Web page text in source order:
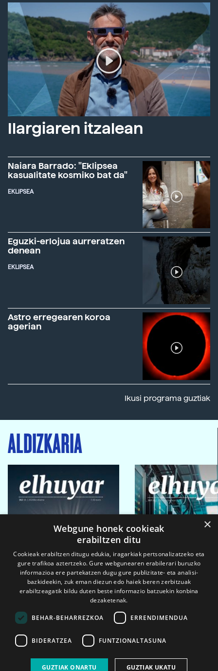
Ilargiaren itzalean
Naiara Barrado: "Eklipsea
kasualitate kosmiko bat da"
EKLIPSEA
Eguzki-erlojua aurreratzen
denean
EKLIPSEA
Astro erregearen koroa
agerian
Ikusi programa guztiak
ALDIZKARIA
2026ko eka. 1a 2026ko mar. 1a
×
Webgune honek cookieak
erabiltzen ditu
Cookieak erabiltzen ditugu edukia, iragarkiak pertsonalizatzeko eta
gure trafikoa aztertzeko. Gure webgunearen erabilerari buruzko
informazioa ere partekatzen dugu gure publizitate- eta analisi-
bazkideekin, zuk eman diezun edo haiek beren zerbitzuak
erabiltzeagatik bildu duten beste informazio batzuekin konbina
dezaketenak.
BEHAR-BEHARREZKOA ERRENDIMENDUA
BIDERATZEA FUNTZIONALTASUNA
GUZTIAK ONARTU GUZTIAK UKATU